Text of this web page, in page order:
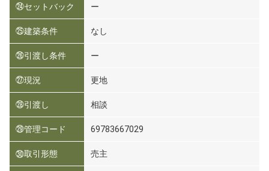
㉔セットバック ー
㉕建築条件 なし
㉖引渡し条件 ー
㉗現況 更地
㉘引渡し 相談
㉙管理コード 69783667029
㉚取引形態 売主